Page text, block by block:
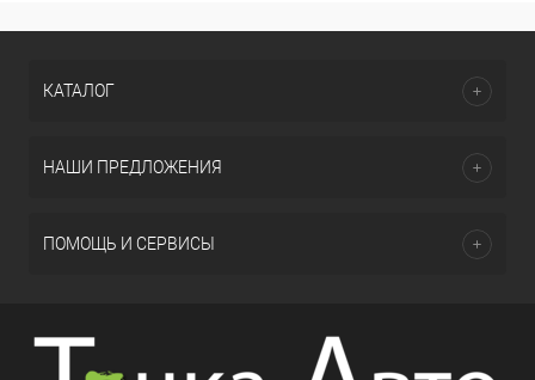
КАТАЛОГ
НАШИ ПРЕДЛОЖЕНИЯ
ПОМОЩЬ И СЕРВИСЫ